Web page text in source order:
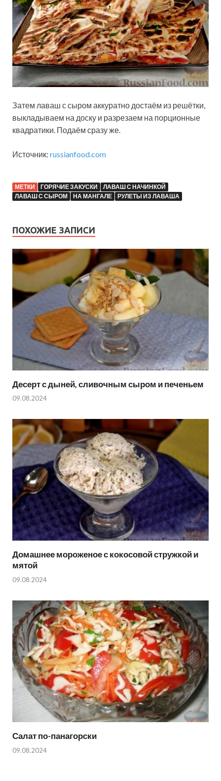
Затем лаваш с сыром аккуратно достаём из решётки,
выкладываем на доску и разрезаем на порционные
квадратики. Подаём сразу же.
Источник: russianfood.com
МЕТКИ ГОРЯЧИЕ ЗАКУСКИ
ЛАВАШ С НАЧИНКОЙ
ЛАВАШ С СЫРОМ
НА МАНГАЛЕ РУЛЕТЫ ИЗ ЛАВАША
ПОХОЖИЕ ЗАПИСИ
Десерт с дыней, сливочным сыром и печеньем
09.08.2024
Домашнее мороженое с кокосовой стружкой и
мятой
09.08.2024
Салат по-панагорски
09.08.2024